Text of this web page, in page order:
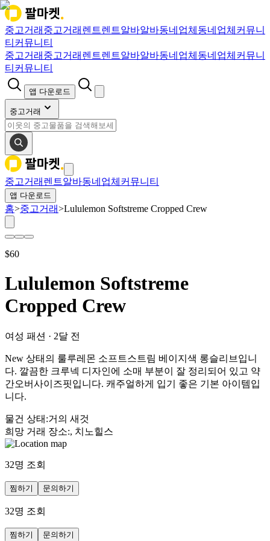
중고거래 중고거래 렌트렌트알바알바동네업체 동네업체 커뮤니
티 커뮤니티
중고거래 중고거래 렌트렌트알바알바동네업체 동네업체 커뮤니
티 커뮤니티
앱 다운로드
중고거래
중고거래 렌트알바동네업체 커뮤니티
앱 다운로드
홈>중고거래>Lululemon Softstreme Cropped Crew
$60
Lululemon Softstreme
Cropped Crew
여성 패션 · 2달 전
New 상태의 룰루레몬 소프트스트림 베이지색 롱슬리브입니
다. 깔끔한 크루넥 디자인에 소매 부분이 잘 정리되어 있고 약
간오버사이즈핏입니다. 캐주얼하게 입기 좋은 기본 아이템입
니다.
물건 상태 :거의 새것
희망 거래 장소:, 치노힐스
32명 조회
찜하기 문의하기
32명 조회
찜하기 문의하기